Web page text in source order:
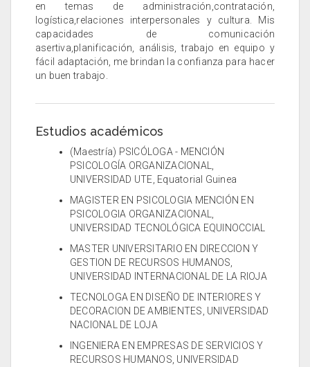
en temas de administración,contratación,
logística,relaciones interpersonales y cultura. Mis
capacidades de comunicación
asertiva,planificación, análisis, trabajo en equipo y
fácil adaptación, me brindan la confianza para hacer
un buen trabajo.
Estudios académicos
(Maestría) PSICÓLOGA - MENCIÓN
PSICOLOGÍA ORGANIZACIONAL,
UNIVERSIDAD UTE, Equatorial Guinea
MAGISTER EN PSICOLOGIA MENCIÓN EN
PSICOLOGIA ORGANIZACIONAL,
UNIVERSIDAD TECNOLÓGICA EQUINOCCIAL
MASTER UNIVERSITARIO EN DIRECCION Y
GESTION DE RECURSOS HUMANOS,
UNIVERSIDAD INTERNACIONAL DE LA RIOJA
TECNOLOGA EN DISEÑO DE INTERIORES Y
DECORACION DE AMBIENTES, UNIVERSIDAD
NACIONAL DE LOJA
INGENIERA EN EMPRESAS DE SERVICIOS Y
RECURSOS HUMANOS, UNIVERSIDAD